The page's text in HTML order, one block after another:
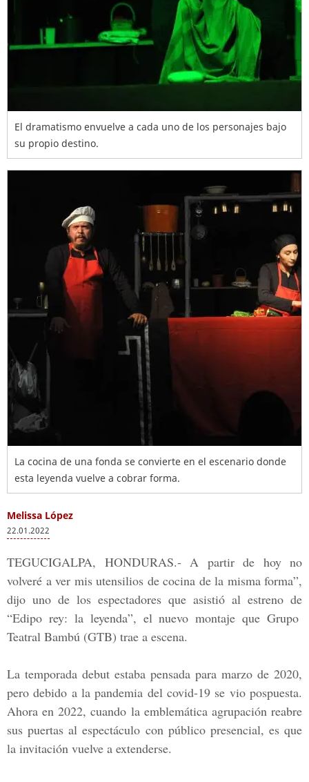
El dramatismo envuelve a cada uno de los personajes bajo
su propio destino.
La cocina de una fonda se convierte en el escenario donde
esta leyenda vuelve a cobrar forma.
Melissa López
22.01.2022
TEGUCIGALPA, HONDURAS.- A partir de hoy no
volveré a ver mis utensilios de cocina de la misma forma”,
dijo uno de los espectadores que asistió al estreno de
“Edipo rey: la leyenda”, el nuevo montaje queGrupo
Teatral Bambú (GTB) trae a escena.
La temporada debut estaba pensada para marzo de 2020,
pero debido a lapandemia del covid-19 se vio pospuesta.
Ahoraen 2022, cuando la emblemática agrupación reabre
sus puertas al espectáculo con público presencial, es que
la invitación vuelve a extenderse.